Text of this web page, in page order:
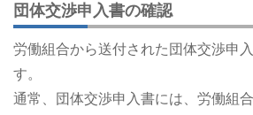
団体交渉申入書の確認
労働組合から送付された団体交渉申
す。
通常、団体交渉申入書には、労働組